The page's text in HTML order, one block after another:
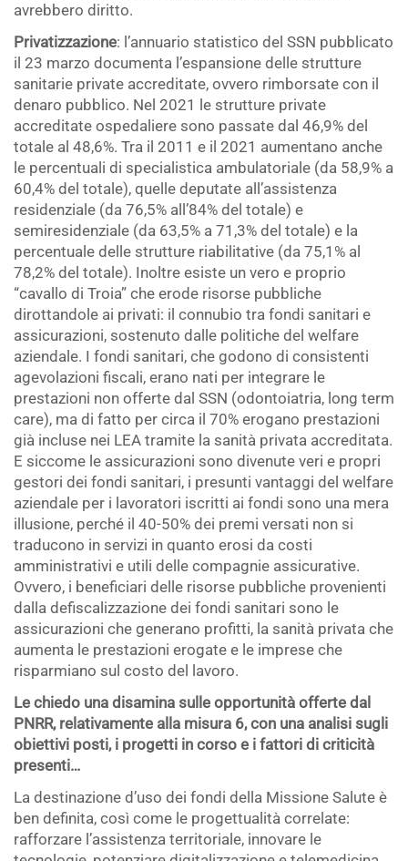
avrebbero diritto.
Privatizzazione: l’annuario statistico del SSN pubblicato
il 23 marzo documenta l’espansione delle strutture
sanitarie private accreditate, ovvero rimborsate con il
denaro pubblico. Nel 2021 le strutture private
accreditate ospedaliere sono passate dal 46,9% del
totale al 48,6%. Tra il 2011 e il 2021 aumentano anche
le percentuali di specialistica ambulatoriale (da 58,9% a
60,4% del totale), quelle deputate all’assistenza
residenziale (da 76,5% all’84% del totale) e
semiresidenziale (da 63,5% a 71,3% del totale) e la
percentuale delle strutture riabilitative (da 75,1% al
78,2% del totale). Inoltre esiste un vero e proprio
“cavallo di Troia” che erode risorse pubbliche
dirottandole ai privati: il connubio tra fondi sanitari e
assicurazioni, sostenuto dalle politiche del welfare
aziendale. I fondi sanitari, che godono di consistenti
agevolazioni fiscali, erano nati per integrare le
prestazioni non offerte dal SSN (odontoiatria, long term
care), ma di fatto per circa il 70% erogano prestazioni
già incluse nei LEA tramite la sanità privata accreditata.
E siccome le assicurazioni sono divenute veri e propri
gestori dei fondi sanitari, i presunti vantaggi del welfare
aziendale per i lavoratori iscritti ai fondi sono una mera
illusione, perché il 40-50% dei premi versati non si
traducono in servizi in quanto erosi da costi
amministrativi e utili delle compagnie assicurative.
Ovvero, i beneficiari delle risorse pubbliche provenienti
dalla defiscalizzazione dei fondi sanitari sono le
assicurazioni che generano profitti, la sanità privata che
aumenta le prestazioni erogate e le imprese che
risparmiano sul costo del lavoro.
Le chiedo una disamina sulle opportunità offerte dal
PNRR, relativamente alla misura 6, con una analisi sugli
obiettivi posti, i progetti in corso e i fattori di criticità
presenti…
La destinazione d’uso dei fondi della Missione Salute è
ben definita, così come le progettualità correlate:
rafforzare l’assistenza territoriale, innovare le